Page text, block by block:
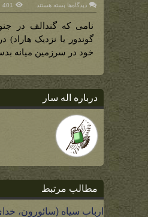
دیدگاه‌ها برای
گندالف
در
جنوب
سرزمین
میانه)
بسته هستند 401 نمایش
نامی که گندالف در
گوندور یا نزدیک
خود در سرزمین میانه
درباره اله سار
مطالب مرتبط
ارباب سیاه (سائورون،